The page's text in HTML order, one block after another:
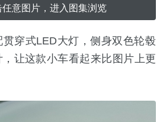
任意图片，进入图集浏览
穿式LED大灯，侧身双色轮毂
让这款小车看起来比图片上更